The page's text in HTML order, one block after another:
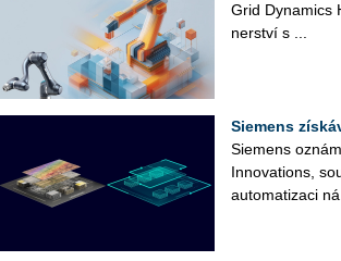
Grid Dy­na­mics
ner­ství s ...
Siemens
Sie­mens
In­no­vati­ons,
au­to­ma­ti­za­ci